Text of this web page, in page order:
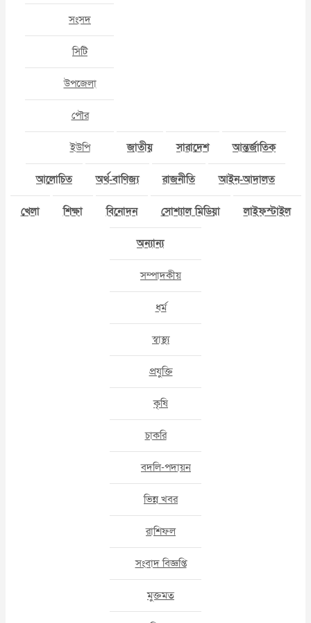
সংসদ
সিটি
উপজেলা
পৌর
ইউপি জাতীয় সারাদেশ আন্তর্জাতিক
আলোচিত অর্থ-বাণিজ্য রাজনীতি আইন-আদালত
খেলা শিক্ষা বিনোদন সোশ্যাল মিডিয়া লাইফস্টাইল
অন্যান্য
সম্পাদকীয়
ধর্ম
স্বাস্থ্য
প্রযুক্তি
কৃষি
চাকরি
বদলি-পদায়ন
ভিন্ন খবর
রাশিফল
সংবাদ বিজ্ঞপ্তি
মুক্তমত